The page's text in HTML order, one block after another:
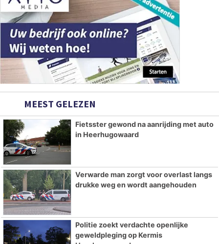
MEEST GELEZEN
Fietsster gewond na aanrijding met auto
in Heerhugowaard
Verwarde man zorgt voor overlast langs
drukke weg en wordt aangehouden
Politie zoekt verdachte openlijke
geweldpleging op Kermis